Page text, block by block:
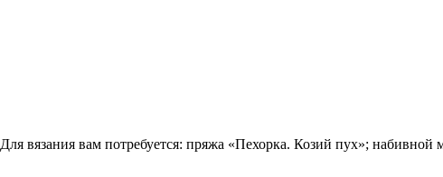
Для вязания вам потребуется: пряжа «Пехорка. Козий пух»;